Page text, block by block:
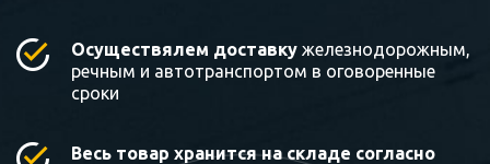
Осуществялем доставку железнодорожным,
речным и автотранспортом в оговоренные
сроки
Весь товар хранится на складе согласно